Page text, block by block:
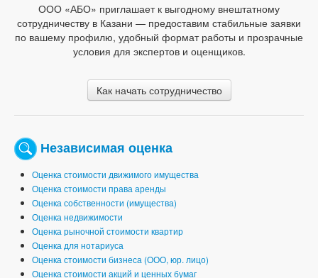
ООО «АБО» приглашает к выгодному внештатному
сотрудничеству в Казани — предоставим стабильные заявки
по вашему профилю, удобный формат работы и прозрачные
условия для экспертов и оценщиков.
Как начать сотрудничество
Независимая оценка
Оценка стоимости движимого имущества
Оценка стоимости права аренды
Оценка собственности (имущества)
Оценка недвижимости
Оценка рыночной стоимости квартир
Оценка для нотариуса
Оценка стоимости бизнеса (ООО, юр. лицо)
Оценка стоимости акций и ценных бумаг